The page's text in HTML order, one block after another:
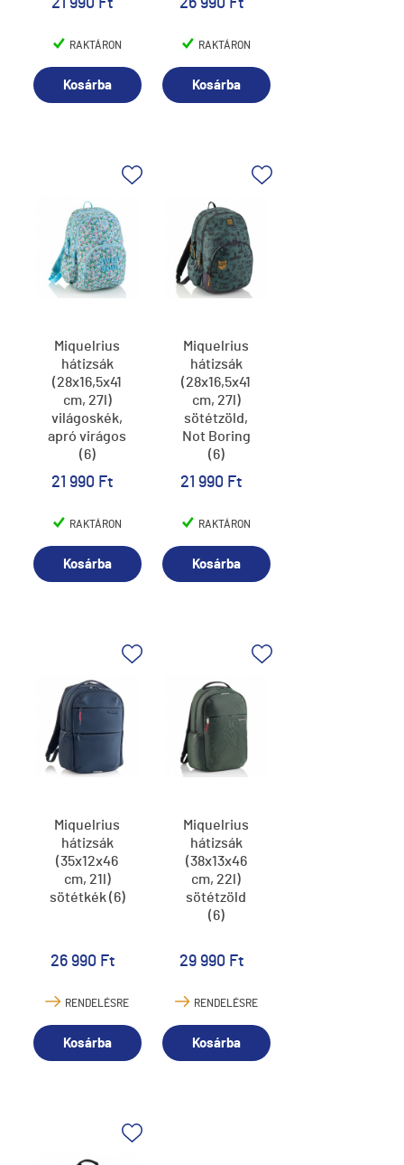
21 990 Ft
RAKTÁRON
Kosárba
26 990 Ft
RAKTÁRON
Kosárba
Miquelrius
hátizsák
(28x16,5x41
cm, 27l)
világoskék,
apró virágos
(6)
21 990 Ft
RAKTÁRON
Kosárba
Miquelrius
hátizsák
(28x16,5x41
cm, 27l)
sötétzöld,
Not Boring
(6)
21 990 Ft
RAKTÁRON
Kosárba
Miquelrius
hátizsák
(35x12x46
cm, 21l)
sötétkék (6)
26 990 Ft
RENDELÉSRE
Kosárba
Miquelrius
hátizsák
(38x13x46
cm, 22l)
sötétzöld
(6)
29 990 Ft
RENDELÉSRE
Kosárba